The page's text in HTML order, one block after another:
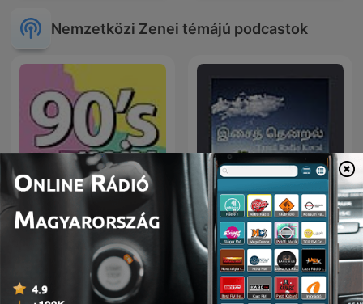
Nemzetközi Zenei témájú podcastok
90's mix இசைத் தென்றல்